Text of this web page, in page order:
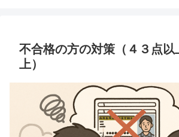
不合格の方の対策（４３点以
上）